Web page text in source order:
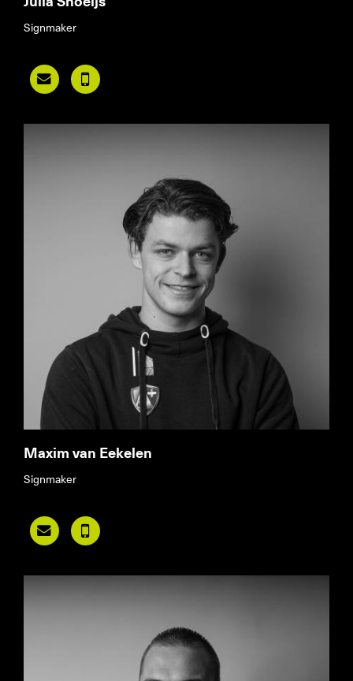
Signmaker
 
Maxim van Eekelen
Signmaker
 